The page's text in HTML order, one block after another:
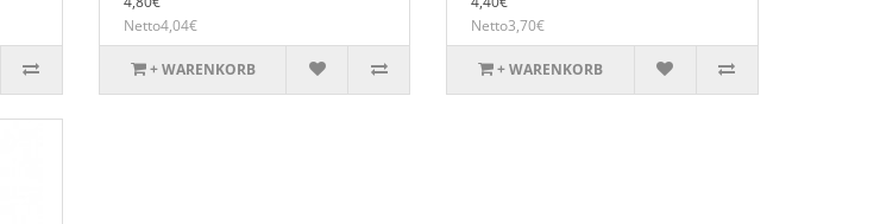
Netto4,04€
+ WARENKORB
Netto3,70€
+ WARENKORB